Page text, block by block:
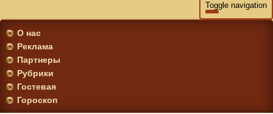
Toggle navigation
О нас
Реклама
Партнеры
Рубрики
Гостевая
Гороскоп